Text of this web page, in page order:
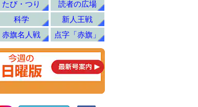
たび・つり
読者の広場
科学
新人王戦
赤旗名人戦
点字「赤旗」